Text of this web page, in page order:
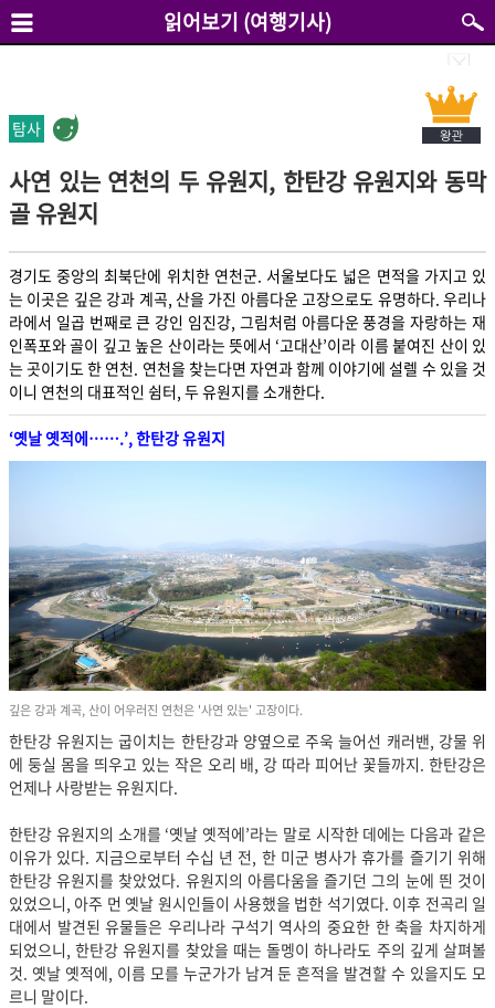
읽어보기 (여행기사)
탐사
사연 있는 연천의 두 유원지, 한탄강 유원지와 동막
골 유원지
경기도 중앙의 최북단에 위치한 연천군. 서울보다도 넓은 면적을 가지고 있
는 이곳은 깊은 강과 계곡, 산을 가진 아름다운 고장으로도 유명하다. 우리나
라에서 일곱 번째로 큰 강인 임진강, 그림처럼 아름다운 풍경을 자랑하는 재
인폭포와 골이 깊고 높은 산이라는 뜻에서 ‘고대산’이라 이름 붙여진 산이 있
는 곳이기도 한 연천. 연천을 찾는다면 자연과 함께 이야기에 설렐 수 있을 것
이니 연천의 대표적인 쉼터, 두 유원지를 소개한다.
‘옛날 옛적에…….’, 한탄강 유원지
깊은 강과 계곡, 산이 어우러진 연천은 '사연 있는' 고장이다.
한탄강 유원지는 굽이치는 한탄강과 양옆으로 주욱 늘어선 캐러밴, 강물 위
에 둥실 몸을 띄우고 있는 작은 오리 배, 강 따라 피어난 꽃들까지. 한탄강은
언제나 사랑받는 유원지다.
한탄강 유원지의 소개를 ‘옛날 옛적에’라는 말로 시작한 데에는 다음과 같은
이유가 있다. 지금으로부터 수십 년 전, 한 미군 병사가 휴가를 즐기기 위해
한탄강 유원지를 찾았었다. 유원지의 아름다움을 즐기던 그의 눈에 띈 것이
있었으니, 아주 먼 옛날 원시인들이 사용했을 법한 석기였다. 이후 전곡리 일
대에서 발견된 유물들은 우리나라 구석기 역사의 중요한 한 축을 차지하게
되었으니, 한탄강 유원지를 찾았을 때는 돌멩이 하나라도 주의 깊게 살펴볼
것. 옛날 옛적에, 이름 모를 누군가가 남겨 둔 흔적을 발견할 수 있을지도 모
르니 말이다.